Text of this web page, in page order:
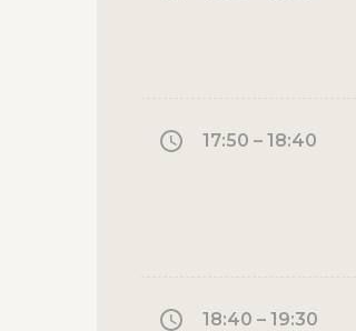
17:50 – 18:40
18:40 – 19:30